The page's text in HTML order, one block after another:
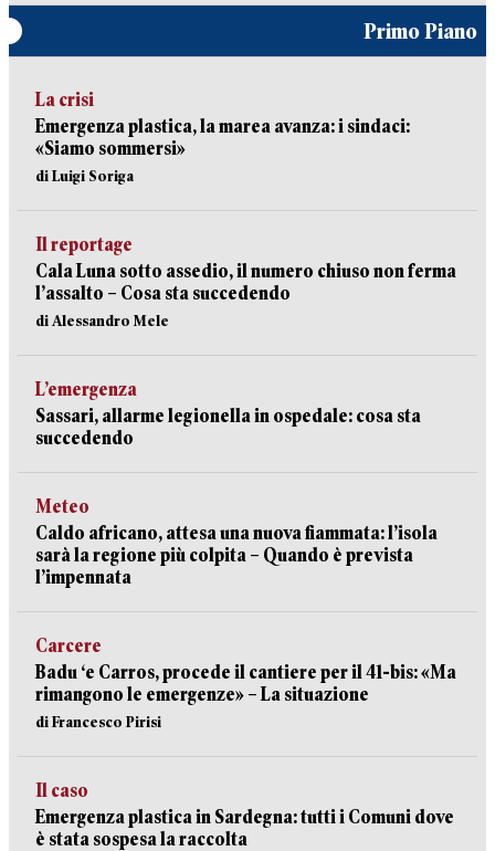
Primo Piano
La crisi
Emergenza plastica, la marea avanza: i sindaci:
«Siamo sommersi»
di Luigi Soriga
Il reportage
Cala Luna sotto assedio, il numero chiuso non ferma
l’assalto – Cosa sta succedendo
di Alessandro Mele
L’emergenza
Sassari, allarme legionella in ospedale: cosa sta
succedendo
Meteo
Caldo africano, attesa una nuova fiammata: l’isola
sarà la regione più colpita – Quando è prevista
l’impennata
Carcere
Badu ‘e Carros, procede il cantiere per il 41-bis: «Ma
rimangono le emergenze» – La situazione
di Francesco Pirisi
Il caso
Emergenza plastica in Sardegna: tutti i Comuni dove
è stata sospesa la raccolta